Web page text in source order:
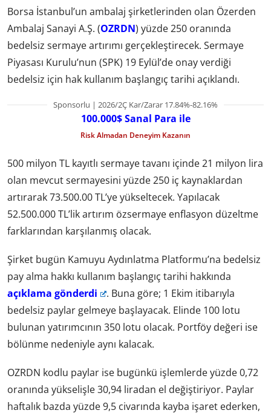
Borsa İstanbul’un ambalaj şirketlerinden olan Özerden
Ambalaj Sanayi A.Ş. (OZRDN) yüzde 250 oranında
bedelsiz sermaye artırımı gerçekleştirecek. Sermaye
Piyasası Kurulu’nun (SPK) 19 Eylül’de onay verdiği
bedelsiz için hak kullanım başlangıç tarihi açıklandı.
Sponsorlu | 2026/2Ç Kar/Zarar 17.84%-82.16%
100.000$ Sanal Para ile
Risk Almadan Deneyim Kazanın
500 milyon TL kayıtlı sermaye tavanı içinde 21 milyon lira
olan mevcut sermayesini yüzde 250 iç kaynaklardan
artırarak 73.500.00 TL’ye yükseltecek. Yapılacak
52.500.000 TL’lik artırım özsermaye enflasyon düzeltme
farklarından karşılanmış olacak.
Şirket bugün Kamuyu Aydınlatma Platformu’na bedelsiz
pay alma hakkı kullanım başlangıç tarihi hakkında
açıklama gönderdi
. Buna göre; 1 Ekim itibarıyla
bedelsiz paylar gelmeye başlayacak. Elinde 100 lotu
bulunan yatırımcının 350 lotu olacak. Portföy değeri ise
bölünme nedeniyle aynı kalacak.
OZRDN kodlu paylar ise bugünkü işlemlerde yüzde 0,72
oranında yükselişle 30,94 liradan el değiştiriyor. Paylar
haftalık bazda yüzde 9,5 civarında kayba işaret ederken,